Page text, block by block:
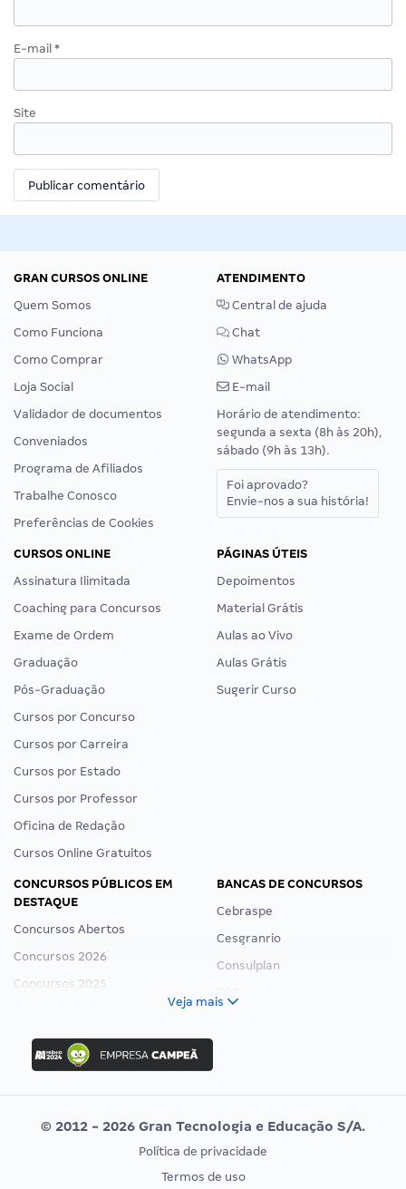
E-mail *
Site
GRAN CURSOS ONLINE
Quem Somos
Como Funciona
Como Comprar
Loja Social
Validador de documentos
Conveniados
Programa de Afiliados
Trabalhe Conosco
Preferências de Cookies
ATENDIMENTO
Central de ajuda
Chat
WhatsApp
E-mail
Horário de atendimento:
segunda a sexta (8h às 20h),
sábado (9h às 13h).
Foi aprovado?
Envie-nos a sua história!
CURSOS ONLINE
Assinatura Ilimitada
Coaching para Concursos
Exame de Ordem
Graduação
Pós-Graduação
Cursos por Concurso
Cursos por Carreira
Cursos por Estado
Cursos por Professor
Oficina de Redação
Cursos Online Gratuitos
PÁGINAS ÚTEIS
Depoimentos
Material Grátis
Aulas ao Vivo
Aulas Grátis
Sugerir Curso
CONCURSOS PÚBLICOS EM
DESTAQUE
Concursos Abertos
Concursos 2026
Concursos 2025
Concurso Ibama
Concurso MPU
Editais publicados
BANCAS DE CONCURSOS
Cebraspe
Cesgranrio
Consulplan
Vunesp
CONCURSOS POR PROFISSÃO
EXAME DE ORDEM
Veja mais
© 2012 - 2026 Gran Tecnologia e Educação S/A.
Política de privacidade
Termos de uso